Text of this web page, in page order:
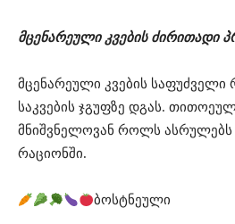
მცენარეული კვების ძირითადი
მცენარეული კვების საფუძველი
საკვების ჯგუფზე დგას.
მნიშვნელოვან როლს
რაციონში.
ბოსტნეული